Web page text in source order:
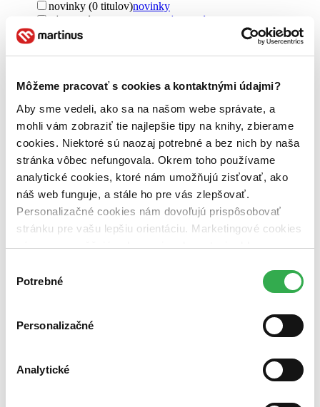
Môžeme pracovať s cookies a kontaktnými údajmi?
Aby sme vedeli, ako sa na našom webe správate, a
mohli vám zobraziť tie najlepšie tipy na knihy, zbierame
cookies. Niektoré sú naozaj potrebné a bez nich by naša
stránka vôbec nefungovala. Okrem toho používame
analytické cookies, ktoré nám umožňujú zisťovať, ako
náš web funguje, a stále ho pre vás zlepšovať.
Personalizačné cookies nám dovoľujú prispôsobovať
stránku pre vašu lepšiu orientáciu. Marketingové cookies
nám zas umožňujú zobrazenie relevantnej reklamy.
nám pomohlo, keby sme mohli používať všetky tieto
súhlasu
Potrebné
Personalizačné
Analytické
novinky (0 titulov)novinky
zľavnené tituly (0 titulov)
zľavnené tituly
Dostupnosť
pripravujeme (0 titulov)pripravujeme
dostupná (bez vypredaných) (0 titulov)
dostupná (bez
vypredaných)
Nové / čítané
nová (0 titulov)nová
čítaná (0 titulov) čítaná
čítaná - výborný stav (0 titulov)
čítaná - výborný stav
čítaná - mierne opotrebovaná (0 titulov)čítaná - mierne
opotrebovaná
čítané verzie vypredaných kníh (0 titulov)čítané verzie
Bestsellery
Top hodnotené